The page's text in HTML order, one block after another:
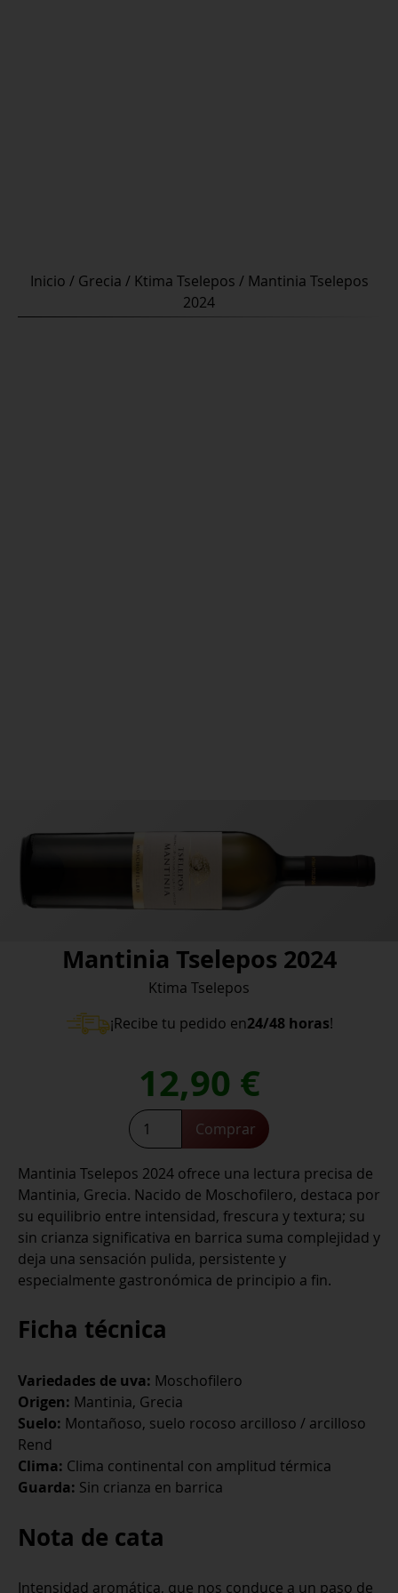
Inicio / Grecia / Ktima Tselepos / Mantinia Tselepos
2024
Mantinia Tselepos 2024
Ktima Tselepos
¡Recibe tu pedido en24/48 horas!
12,90 €
Mantinia
Tselepos
cantidad
Comprar
Mantinia Tselepos 2024 ofrece una lectura precisa de
Mantinia, Grecia. Nacido de Moschofilero, destaca por
su equilibrio entre intensidad, frescura y textura; su
sin crianza significativa en barrica suma complejidad y
deja una sensación pulida, persistente y
especialmente gastronómica de principio a fin.
Ficha técnica
Variedades de uva: Moschofilero
Origen: Mantinia, Grecia
Suelo: Montañoso, suelo rocoso arcilloso / arcilloso
Rend
Clima: Clima continental con amplitud térmica
Guarda: Sin crianza en barrica
Nota de cata
Intensidad aromática, que nos conduce a un paso de